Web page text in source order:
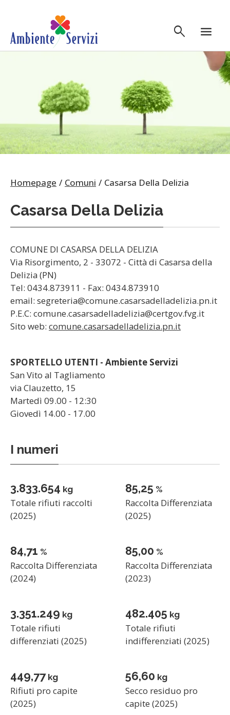
Vai al contenuto principale
search menu
Homepage Comuni Casarsa Della Delizia
Casarsa Della Delizia
COMUNE DI CASARSA DELLA DELIZIA
Via Risorgimento, 2 - 33072 - Città di Casarsa della
Delizia (PN)
Tel: 0434.873911 - Fax: 0434.873910
email: segreteria@comune.casarsadelladelizia.pn.it
P.E.C: comune.casarsadelladelizia@certgov.fvg.it
Sito web: comune.casarsadelladelizia.pn.it
SPORTELLO UTENTI - Ambiente Servizi
San Vito al Tagliamento
via Clauzetto, 15
Martedì 09.00 - 12:30
Giovedì 14.00 - 17.00
I numeri
3.833.654 kg
Totale rifiuti raccolti
(2025)
87,09 %
Raccolta Differenziata
(2025)
86,54 %
Raccolta Differenziata
(2024)
86,83 %
Raccolta Differenziata
(2023)
3.351.249 kg
Totale rifiuti
differenziati (2025)
482.405 kg
Totale rifiuti
indifferenziati (2025)
459,48 kg
Rifiuti pro capite
(2025)
57,82kg
Secco residuo pro
capite (2025)